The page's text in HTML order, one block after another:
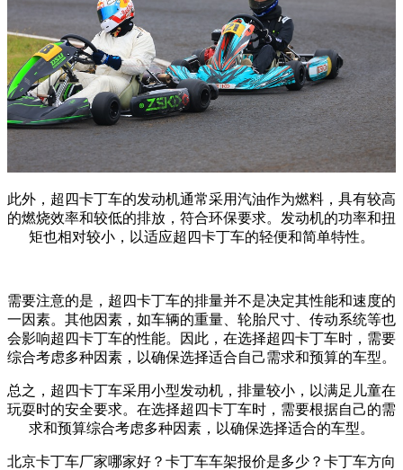
此外，超四卡丁车的发动机通常采用汽油作为燃料，具有较高
的燃烧效率和较低的排放，符合环保要求。发动机的功率和扭
矩也相对较小，以适应超四卡丁车的轻便和简单特性。
需要注意的是，超四卡丁车的排量并不是决定其性能和速度的
一因素。其他因素，如车辆的重量、轮胎尺寸、传动系统等也
会影响超四卡丁车的性能。因此，在选择超四卡丁车时，需要
综合考虑多种因素，以确保选择适合自己需求和预算的车型。
总之，超四卡丁车采用小型发动机，排量较小，以满足儿童在
玩耍时的安全要求。在选择超四卡丁车时，需要根据自己的需
求和预算综合考虑多种因素，以确保选择适合的车型。
北京卡丁车厂家哪家好？卡丁车车架报价是多少？卡丁车方向